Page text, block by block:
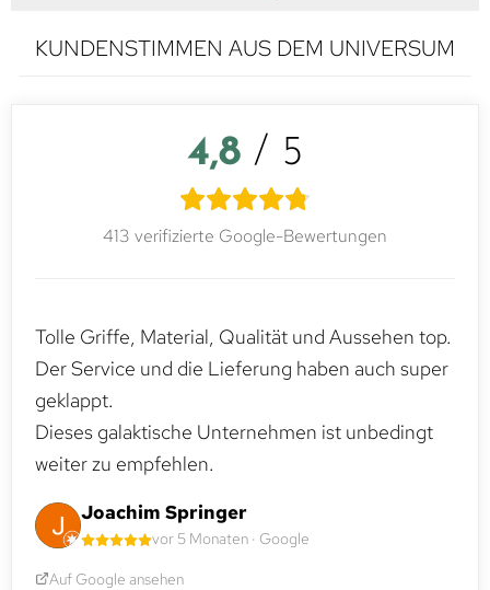
KUNDENSTIMMEN AUS DEM UNIVERSUM
4,8 / 5
413 verifizierte Google-Bewertungen
Tolle Griffe, Material, Qualität und Aussehen top.
Der Service und die Lieferung haben auch super
geklappt.
Dieses galaktische Unternehmen ist unbedingt
weiter zu empfehlen.
Joachim Springer
vor 5 Monaten · Google
Auf Google ansehen